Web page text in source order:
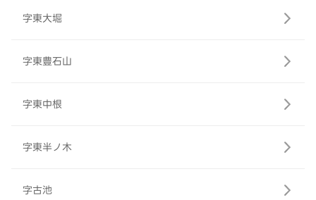
字東大堀
字東豊石山
字東中根
字東半ノ木
字古池